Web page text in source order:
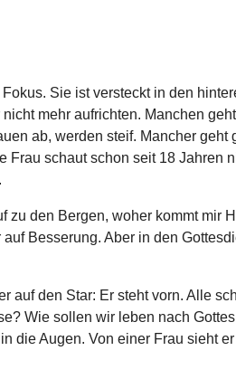
Sie ist versteckt in den
mehr aufrichten. Manchen
ab, werden steif. Mancher geht
Frau schaut schon seit 18 Jahren
zu den Bergen, woher kommt mir
Besserung. Aber in den
auf den Star: Er steht vorn. Alle
Wie sollen wir leben nach
die Augen. Von einer Frau sieht